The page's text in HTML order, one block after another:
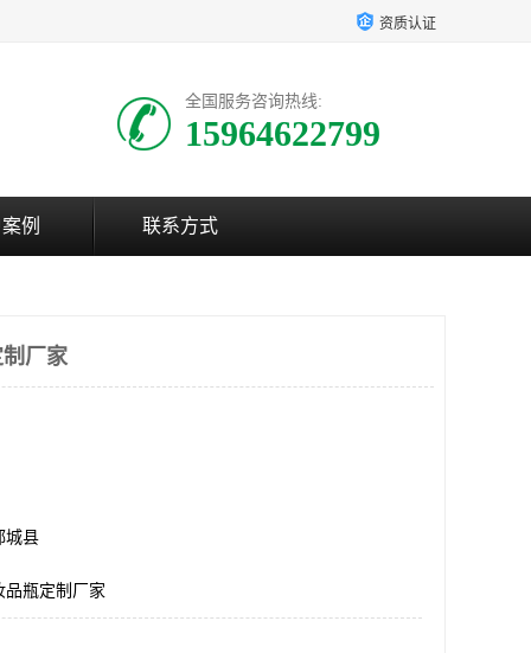
资质认证
全国服务咨询热线:
15964622799
例 联系方式
厂家
城县
品瓶定制厂家